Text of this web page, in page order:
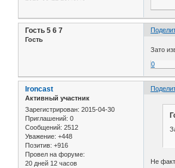
Гость 5 6 7
Гость
Зато
0
Ironcast
Активный участник
Зарегистрирован: 2015-04-30
Приглашений: 0
Сообщений: 2512
Уважение: +448
Позитив: +916
Провел на форуме:
20 дней 12 часов
Не